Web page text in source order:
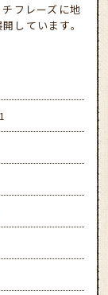
フレーズに地
しています。